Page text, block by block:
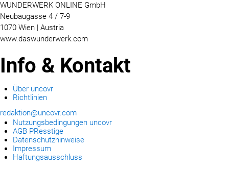
WUNDERWERK ONLINE GmbH
Neubaugasse 4 / 7-9
1070 Wien | Austria
www.daswunderwerk.com
Info & Kontakt
Über uncovr
Richtlinien
redaktion@uncovr.com
Nutzungsbedingungen uncovr
AGB PResstige
Datenschutzhinweise
Impressum
Haftungsausschluss